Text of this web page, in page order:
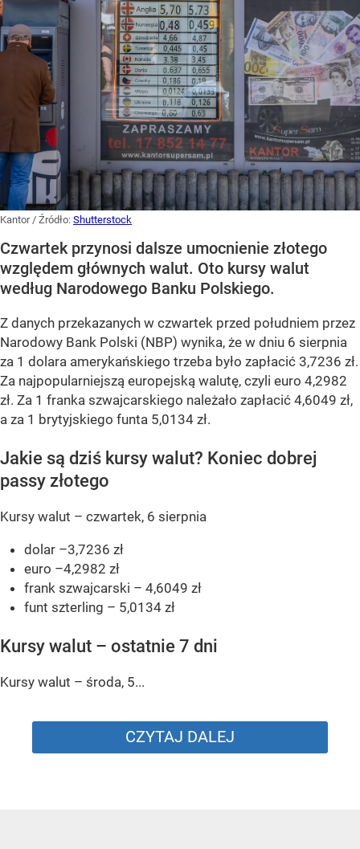
Kantor / Źródło: Shutterstock
Czwartek przynosi dalsze umocnienie złotego
względem głównych walut. Oto kursy walut
według Narodowego Banku Polskiego.
Z danych przekazanych w czwartek przed południem przez
Narodowy Bank Polski (NBP) wynika, że w dniu 6 sierpnia
za 1 dolara amerykańskiego trzeba było zapłacić 3,7236 zł.
Za najpopularniejszą europejską walutę, czyli euro 4,2982
zł. Za 1 franka szwajcarskiego należało zapłacić 4,6049 zł,
a za 1 brytyjskiego funta 5,0134 zł.
Jakie są dziś kursy walut? Koniec dobrej
passy złotego
Kursy walut – czwartek, 6 sierpnia
dolar –3,7236 zł
euro –4,2982 zł
frank szwajcarski – 4,6049 zł
funt szterling – 5,0134 zł
Kursy walut – ostatnie 7 dni
Kursy walut – środa, 5...
CZYTAJ DALEJ